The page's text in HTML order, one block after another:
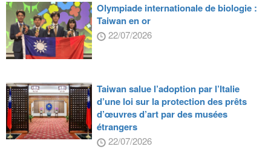
Olympiade internationale de biologie :
Taiwan en or
22/07/2026
Taiwan salue l’adoption par l’Italie
d’une loi sur la protection des prêts
d’œuvres d’art par des musées
étrangers
22/07/2026